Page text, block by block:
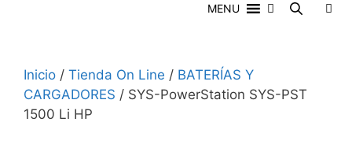
MENU
Inicio / Tienda On Line / BATERÍAS Y
CARGADORES / SYS-PowerStation SYS-PST
1500 Li HP